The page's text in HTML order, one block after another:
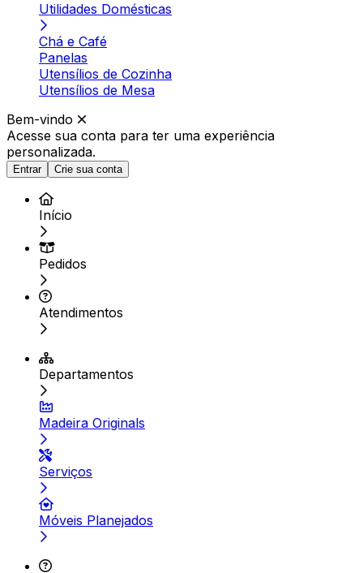
Utilidades Domésticas
Chá e Café
Panelas
Utensílios de Cozinha
Utensílios de Mesa
Bem-vindo
Acesse sua conta para ter uma experiência
personalizada.
Entrar Crie sua conta
Início
Pedidos
Atendimentos
Departamentos
Madeira Originals
Serviços
Móveis Planejados